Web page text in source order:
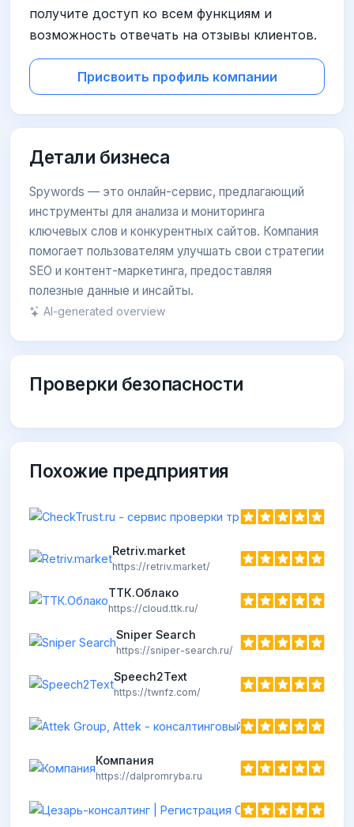
получите доступ ко всем функциям и
возможность отвечать на отзывы клиентов.
Присвоить профиль компании
Детали бизнеса
Spywords — это онлайн-сервис, предлагающий
инструменты для анализа и мониторинга
ключевых слов и конкурентных сайтов. Компания
помогает пользователям улучшать свои стратегии
SEO и контент-маркетинга, предоставляя
полезные данные и инсайты.
AI-generated overview
Проверки безопасности
Похожие предприятия
Retriv.market
https://retriv.market/
ТТК.Облако
https://cloud.ttk.ru/
Sniper Search
https://sniper-search.ru/
Speech2Text
https://twnfz.com/
Компания
https://dalpromryba.ru